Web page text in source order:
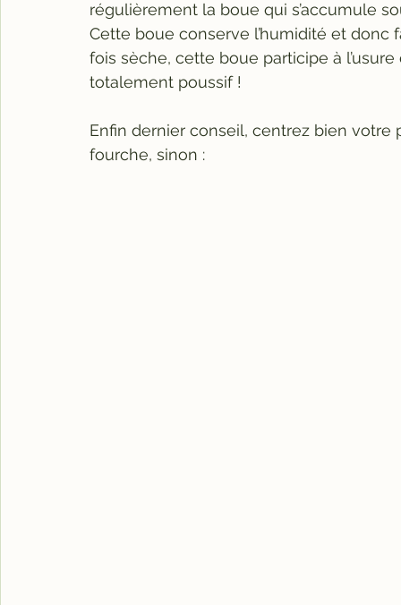
régulièrement la boue qui s’accumule
Cette boue conserve l’humidité et donc
fois sèche, cette boue participe à
totalement poussif !
Enfin dernier conseil, centrez bien
fourche, sinon :